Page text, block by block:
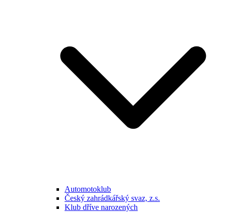
Automotoklub
Český zahrádkářský svaz, z.s.
Klub dříve narozených